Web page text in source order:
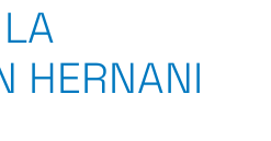
HERNANI